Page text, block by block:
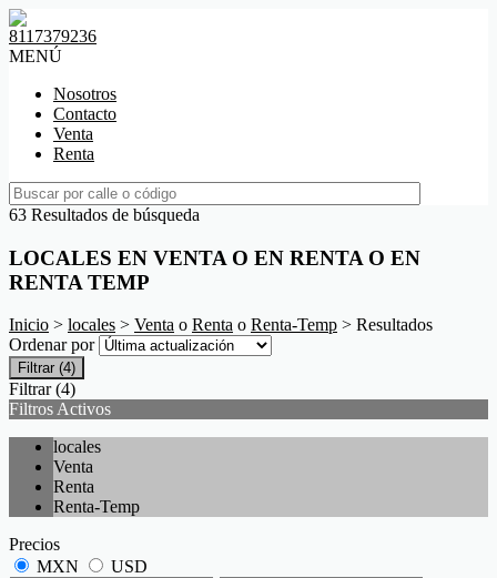
8117379236
MENÚ
Nosotros
Contacto
Venta
Renta
63 Resultados de búsqueda
LOCALES EN VENTA O EN RENTA O EN
RENTA TEMP
Inicio > locales > Venta o Renta o Renta-Temp > Resultados
Ordenar por
Filtrar (4)
Filtrar (4)
Filtros Activos
locales
Venta
Renta
Renta-Temp
Precios
MXN
USD